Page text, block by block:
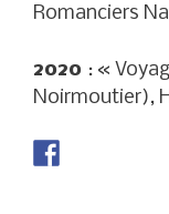
Romanciers
2020 : «
Noirmoutier),